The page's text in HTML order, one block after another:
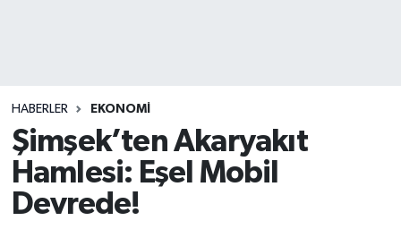
HABERLER EKONOMI
Şimşek’ten Akaryakıt
Hamlesi: Eşel Mobil
Devrede!
Magazin
Siyaset
Spor
Son Dakika Haberleri
Haber Arşivi